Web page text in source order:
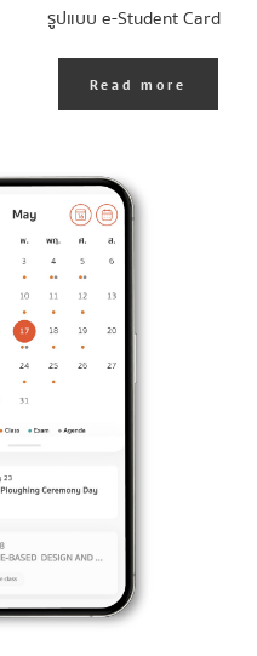
รูปแบบ e-Student Card
Read more